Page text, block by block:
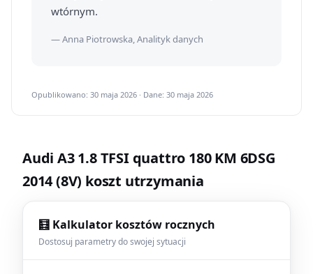
wtórnym.
— Anna Piotrowska, Analityk danych
Opublikowano: 30 maja 2026 · Dane: 30 maja 2026
Audi A3 1.8 TFSI quattro 180 KM 6DSG
2014 (8V) koszt utrzymania
🧮 Kalkulator kosztów rocznych
Dostosuj parametry do swojej sytuacji